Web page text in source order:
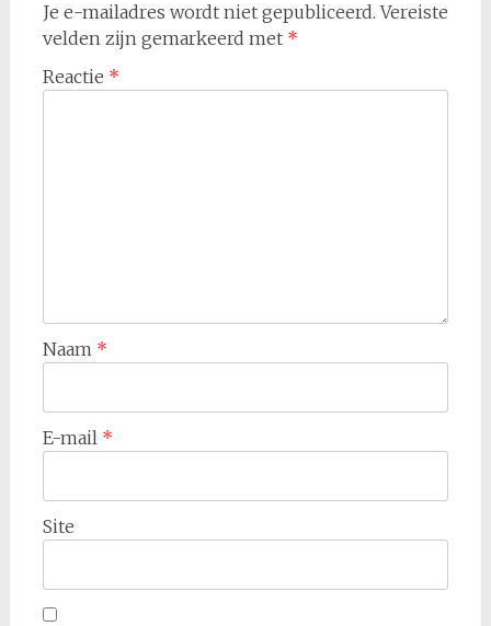
Je e-mailadres wordt niet gepubliceerd. Vereiste
velden zijn gemarkeerd met *
Reactie *
Naam *
E-mail *
Site